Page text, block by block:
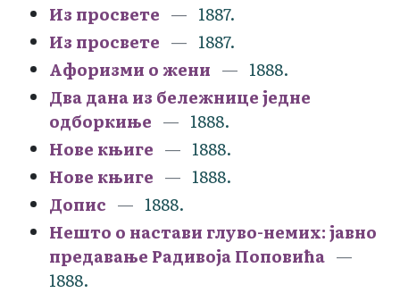
Из просвете
1887.
Из просвете
1887.
Афоризми о жени
1888.
Два дана из бележнице једне
одборкиње
1888.
Нове књиге
1888.
Нове књиге
1888.
Допис
1888.
Нешто о настави глуво-немих: јавно
предавање Радивоја Поповића
1888.